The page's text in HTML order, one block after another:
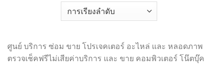
ศูนย์ บริการ ซ่อม ขาย โปรเจคเตอร์ อะไหล่ และ หลอดภาพ
ตรวจเช็คฟรีไม่เสียค่าบริการ และ ขาย คอมพิวเตอร์ โน๊ตบุ๊ค